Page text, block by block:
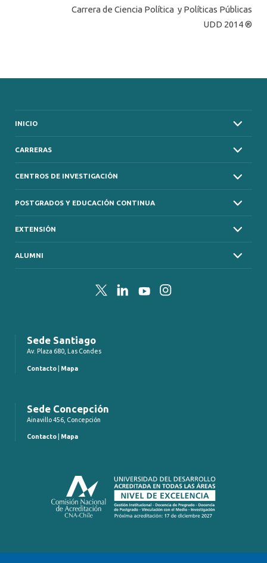
Carrera de Ciencia Política y Políticas Públicas
UDD 2014 ®
INICIO
CARRERAS
CENTROS DE INVESTIGACIÓN
POSTGRADOS Y EDUCACIÓN CONTINUA
EXTENSIÓN
ALUMNI
TwitterLinkedInYouTubeInstagram
Sede Santiago
Av. Plaza 680, Las Condes
Contacto Mapa
Sede Concepción
Ainavillo 456, Concepción
Contacto Mapa